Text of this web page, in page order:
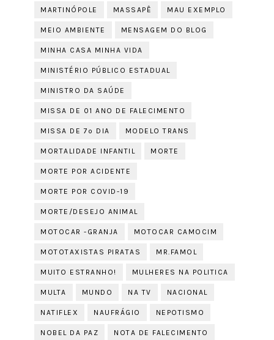
MARTINÓPOLE MASSAPÊ MAU EXEMPLO
MEIO AMBIENTE MENSAGEM DO BLOG
MINHA CASA MINHA VIDA
MINISTÉRIO PÚBLICO ESTADUAL
MINISTRO DA SAÚDE
MISSA DE 01 ANO DE FALECIMENTO
MISSA DE 7º DIA MODELO TRANS
MORTALIDADE INFANTIL MORTE
MORTE POR ACIDENTE
MORTE POR COVID-19
MORTE/DESEJO ANIMAL
MOTOCAR -GRANJA MOTOCAR CAMOCIM
MOTOTAXISTAS PIRATAS MR.FAMOL
MUITO ESTRANHO! MULHERES NA POLITICA
MULTA MUNDO NA TV NACIONAL
NATIFLEX NAUFRÁGIO NEPOTISMO
NOBEL DA PAZ NOTA DE FALECIMENTO